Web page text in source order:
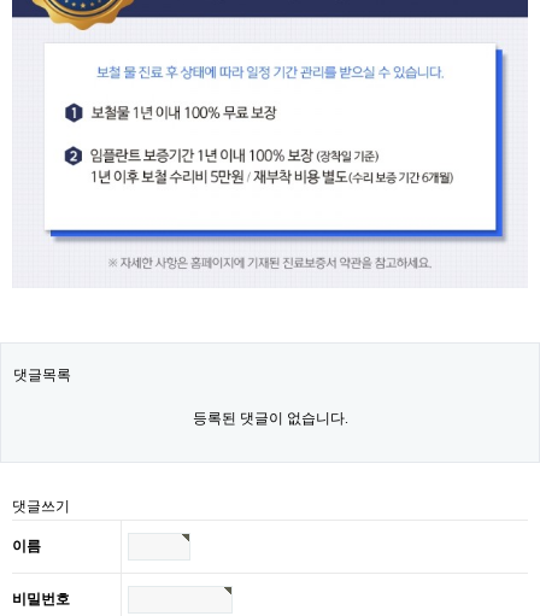
댓글목록
등록된 댓글이 없습니다.
댓글쓰기
이름
비밀번호